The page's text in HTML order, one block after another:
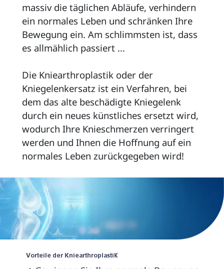
massiv die täglichen Abläufe, verhindern
ein normales Leben und schränken Ihre
Bewegung ein. Am schlimmsten ist, dass
es allmählich passiert ...
Die Kniearthroplastik oder der
Kniegelenkersatz ist ein Verfahren, bei
dem das alte beschädigte Kniegelenk
durch ein neues künstliches ersetzt wird,
wodurch Ihre Knieschmerzen verringert
werden und Ihnen die Hoffnung auf ein
normales Leben zurückgegeben wird!
Vorteile der Kniearthroplastik